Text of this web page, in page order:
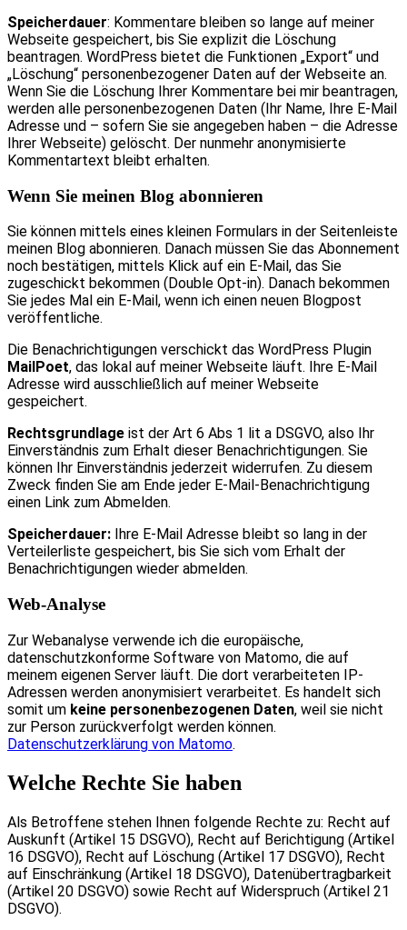
Speicherdauer: Kommentare bleiben so lange auf meiner
Webseite gespeichert, bis Sie explizit die Löschung
beantragen. WordPress bietet die Funktionen „Export“ und
„Löschung“ personenbezogener Daten auf der Webseite an.
Wenn Sie die Löschung Ihrer Kommentare bei mir beantragen,
werden alle personenbezogenen Daten (Ihr Name, Ihre E-Mail
Adresse und – sofern Sie sie angegeben haben – die Adresse
Ihrer Webseite) gelöscht. Der nunmehr anonymisierte
Kommentartext bleibt erhalten.
Wenn Sie meinen Blog abonnieren
Sie können mittels eines kleinen Formulars in der Seitenleiste
meinen Blog abonnieren. Danach müssen Sie das Abonnement
noch bestätigen, mittels Klick auf ein E-Mail, das Sie
zugeschickt bekommen (Double Opt-in). Danach bekommen
Sie jedes Mal ein E-Mail, wenn ich einen neuen Blogpost
veröffentliche.
Die Benachrichtigungen verschickt das WordPress Plugin
MailPoet, das lokal auf meiner Webseite läuft. Ihre E-Mail
Adresse wird ausschließlich auf meiner Webseite
gespeichert.
Rechtsgrundlage ist der Art 6 Abs 1 lit a DSGVO, also Ihr
Einverständnis zum Erhalt dieser Benachrichtigungen. Sie
können Ihr Einverständnis jederzeit widerrufen. Zu diesem
Zweck finden Sie am Ende jeder E-Mail-Benachrichtigung
einen Link zum Abmelden.
Speicherdauer: Ihre E-Mail Adresse bleibt so lang in der
Verteilerliste gespeichert, bis Sie sich vom Erhalt der
Benachrichtigungen wieder abmelden.
Web-Analyse
Zur Webanalyse verwende ich die europäische,
datenschutzkonforme Software von Matomo, die auf
meinem eigenen Server läuft. Die dort verarbeiteten IP-
Adressen werden anonymisiert verarbeitet. Es handelt sich
somit um keine personenbezogenen Daten, weil sie nicht
zur Person zurückverfolgt werden können.
Datenschutzerklärung von Matomo.
Welche Rechte Sie haben
Als Betroffene stehen Ihnen folgende Rechte zu: Recht auf
Auskunft (Artikel 15 DSGVO), Recht auf Berichtigung (Artikel
16 DSGVO), Recht auf Löschung (Artikel 17 DSGVO), Recht
auf Einschränkung (Artikel 18 DSGVO), Datenübertragbarkeit
(Artikel 20 DSGVO) sowie Recht auf Widerspruch (Artikel 21
DSGVO).